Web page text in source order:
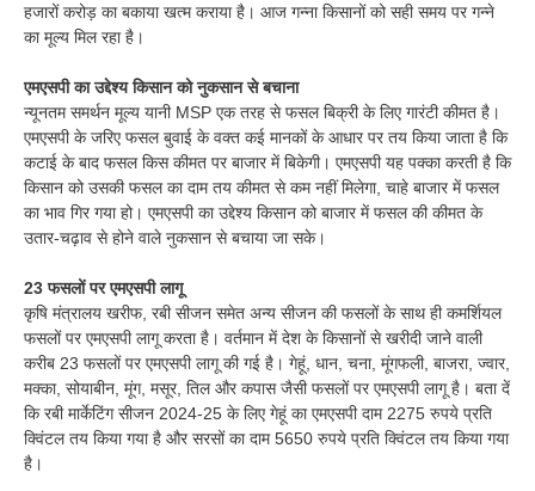
हजारों करोड़ का बकाया खत्म कराया है। आज गन्ना किसानों को सही समय पर गन्ने
का मूल्य मिल रहा है।
एमएसपी का उद्देश्य किसान को नुकसान से बचाना
न्यूनतम समर्थन मूल्य यानी MSP एक तरह से फसल बिक्री के लिए गारंटी कीमत है।
एमएसपी के जरिए फसल बुवाई के वक्त कई मानकों के आधार पर तय किया जाता है कि
कटाई के बाद फसल किस कीमत पर बाजार में बिकेगी। एमएसपी यह पक्का करती है कि
किसान को उसकी फसल का दाम तय कीमत से कम नहीं मिलेगा, चाहे बाजार में फसल
का भाव गिर गया हो। एमएसपी का उद्देश्य किसान को बाजार में फसल की कीमत के
उतार-चढ़ाव से होने वाले नुकसान से बचाया जा सके।
23 फसलों पर एमएसपी लागू
कृषि मंत्रालय खरीफ, रबी सीजन समेत अन्य सीजन की फसलों के साथ ही कमर्शियल
फसलों पर एमएसपी लागू करता है। वर्तमान में देश के किसानों से खरीदी जाने वाली
करीब 23 फसलों पर एमएसपी लागू की गई है। गेहूं, धान, चना, मूंगफली, बाजरा, ज्वार,
मक्का, सोयाबीन, मूंग, मसूर, तिल और कपास जैसी फसलों पर एमएसपी लागू है। बता दें
कि रबी मार्केट‍िंग सीजन 2024-25 के लिए गेहूं का एमएसपी दाम 2275 रुपये प्रत‍ि
क्व‍िंटल तय किया गया है और सरसों का दाम 5650 रुपये प्रत‍ि क्व‍िंटल तय किया गया
है।